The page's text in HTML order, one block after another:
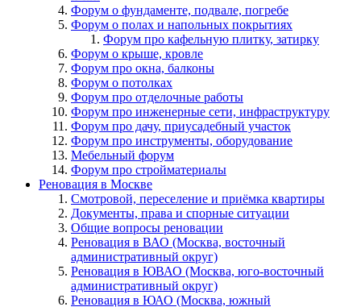
Форум о фундаменте, подвале, погребе
Форум о полах и напольных покрытиях
Форум про кафельную плитку, затирку
Форум о крыше, кровле
Форум про окна, балконы
Форум о потолках
Форум про отделочные работы
Форум про инженерные сети, инфраструктуру
Форум про дачу, приусадебный участок
Форум про инструменты, оборудование
Мебельный форум
Форум про стройматериалы
Реновация в Москве
Смотровой, переселение и приёмка квартиры
Документы, права и спорные ситуации
Общие вопросы реновации
Реновация в ВАО (Москва, восточный
административный округ)
Реновация в ЮВАО (Москва, юго-восточный
административный округ)
Реновация в ЮАО (Москва, южный